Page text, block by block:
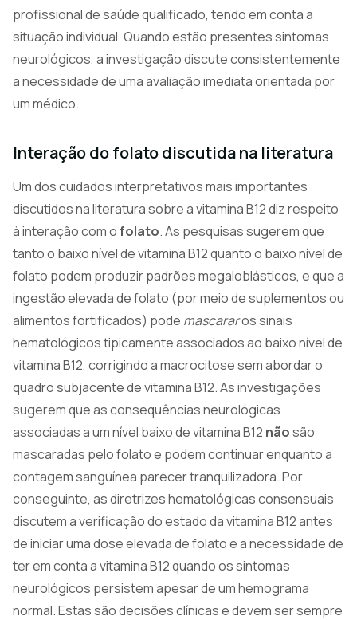
profissional de saúde qualificado, tendo em conta a
situação individual. Quando estão presentes sintomas
neurológicos, a investigação discute consistentemente
a necessidade de uma avaliação imediata orientada por
um médico.
Interação do folato discutida na literatura
Um dos cuidados interpretativos mais importantes
discutidos na literatura sobre a vitamina B12 diz respeito
à interação com ofolato. As pesquisas sugerem que
tanto o baixo nível de vitamina B12 quanto o baixo nível de
folato podem produzir padrões megaloblásticos, e que a
ingestão elevada de folato (por meio de suplementos ou
alimentos fortificados) pode mascararos sinais
hematológicos tipicamente associados ao baixo nível de
vitamina B12, corrigindo a macrocitose sem abordar o
quadro subjacente de vitamina B12. As investigações
sugerem que as consequências neurológicas
associadas a um nível baixo de vitamina B12 nãosão
mascaradas pelo folato e podem continuar enquanto a
contagem sanguínea parecer tranquilizadora. Por
conseguinte, as diretrizes hematológicas consensuais
discutem a verificação do estado da vitamina B12 antes
de iniciar uma dose elevada de folato e a necessidade de
ter em conta a vitamina B12 quando os sintomas
neurológicos persistem apesar de um hemograma
normal. Estas são decisões clínicas e devem ser sempre